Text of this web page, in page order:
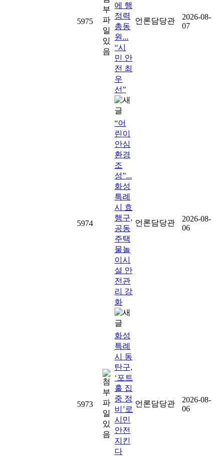
5975
에 행
정력
총동
원...
“시
민 안
전 최
우
선”
언론담당관
2026-08-
07
5974
“어
린이
안심
환경
조
성”...
화성
특례
시 효
행구,
공동
주택
물놀
이시
설 안
전관
리 강
화
언론담당관
2026-08-
06
5973
화성
특례
시 동
탄구,
‘포트
홀 집
중 정
비’로
시민
안전
지킨
다
언론담당관
2026-08-
06